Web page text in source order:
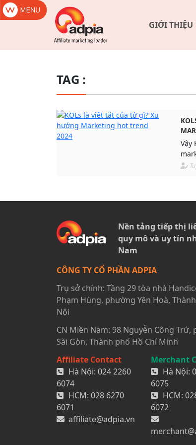
GIỚI THIỆU
TAG :
Vậy
Nền tảng tiếp thị
quy mô và uy tín
Nam
CÔNG TY CỔ PHẦN ADPIA
Trụ sở chính: Tầng 29 tòa nhà
Phạm Hùng, phường Yên Hoà,
Nội
CN Miền Nam: 98 Nguyễn Công Trứ,
Sài Gòn, Thành phố Hồ Chí Minh
Affiliate Contact
Hà Nội: 024 2260
6074
HCM: 028 6270
6071
affiliate@adpia.vn
Merchant
Hà Nội:
6075
HCM:
6072